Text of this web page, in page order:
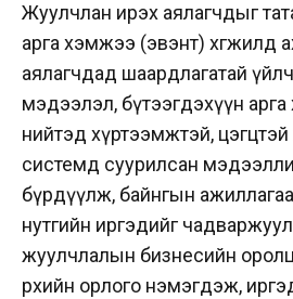
Жуулчлан ирэх аялагчдыг
арга хэмжээ (эвэнт) хөгжилд
аялагчдад шаардлагатай
мэдээлэл, бүтээгдэхүүн арга
нийтэд хүртээмжтэй,
системд суурилсан
бүрдүүлж, байнгын
нутгийн иргэдийг
жуулчлалын бизнесийн
өрхийн орлого нэмэгдэж,